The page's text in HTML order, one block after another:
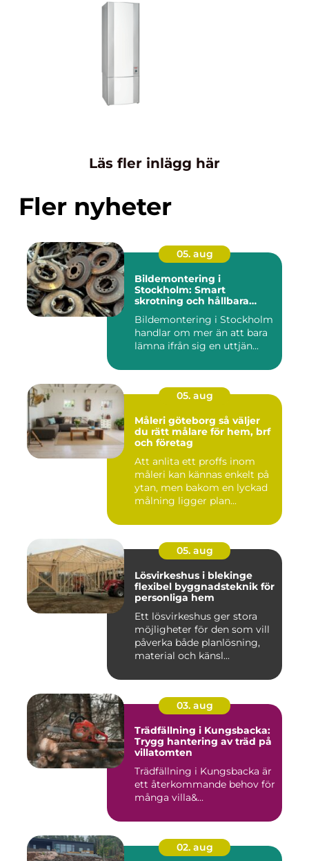
Läs fler inlägg här
Fler nyheter
05. aug
Bildemontering i
Stockholm: Smart
skrotning och hållbara
Bildemontering i Stockholm
handlar om mer än att bara
lämna ifrån sig en uttjän...
05. aug
Måleri göteborg så väljer
du rätt målare för hem, brf
och företag
Att anlita ett proffs inom
måleri kan kännas enkelt på
ytan, men bakom en lyckad
målning ligger plan...
05. aug
Lösvirkeshus i blekinge
flexibel byggnadsteknik för
personliga hem
Ett lösvirkeshus ger stora
möjligheter för den som vill
påverka både planlösning,
material och känsl...
03. aug
Trädfällning i Kungsbacka:
Trygg hantering av träd på
villatomten
Trädfällning i Kungsbacka är
ett återkommande behov för
många villa&...
02. aug